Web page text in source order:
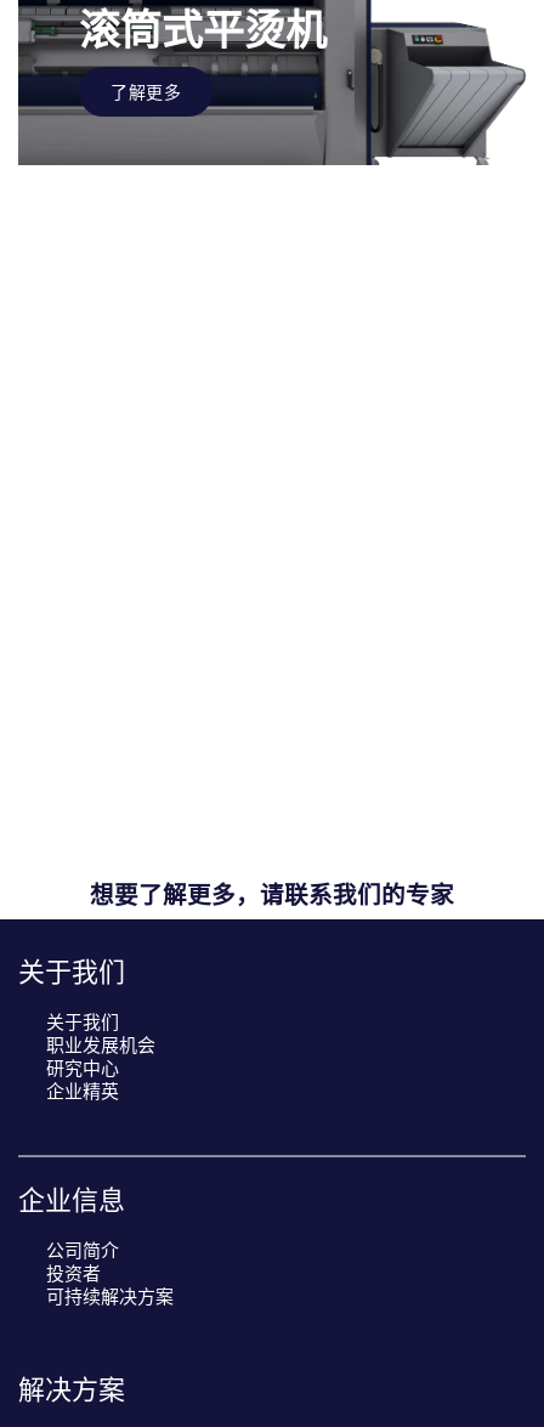
滚筒式平烫机
了解更多
想要了解更多，请联系我们的专家
关于我们
关于我们
职业发展机会
研究中心
企业精英
企业信息
公司简介
投资者
可持续解决方案
解决方案